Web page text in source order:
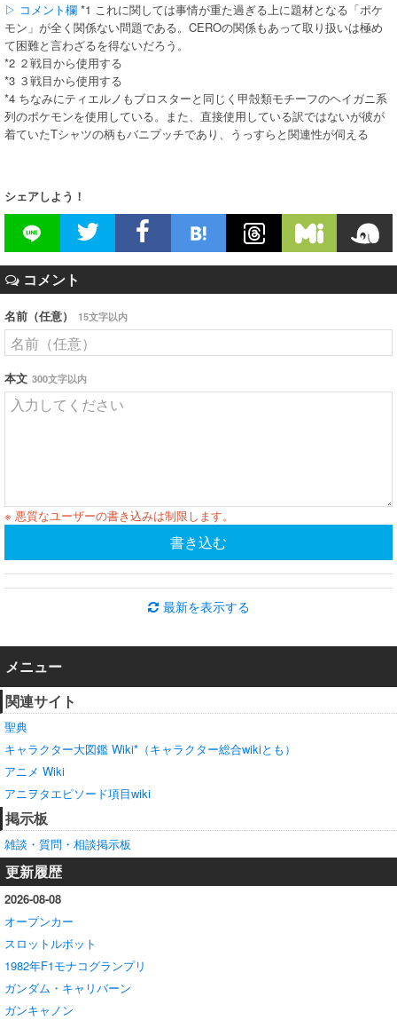
▷ コメント欄 *1 これに関しては事情が重た過ぎる上に題材となる「ポケ
モン」が全く関係ない問題である。CEROの関係もあって取り扱いは極め
て困難と言わざるを得ないだろう。
*2 ２戦目から使用する
*3 ３戦目から使用する
*4 ちなみにティエルノもブロスターと同じく甲殻類モチーフのヘイガニ系
列のポケモンを使用している。また、直接使用している訳ではないが彼が
着ていたTシャツの柄もバニプッチであり、うっすらと関連性が伺える
シェアしよう！
コメント
名前（任意） 15文字以内
本文 300文字以内
※ 悪質なユーザーの書き込みは制限します。
書き込む
最新を表示する
メニュー
関連サイト
聖典
キャラクター大図鑑 Wiki*（キャラクター総合wikiとも）
アニメ Wiki
アニヲタエピソード項目wiki
掲示板
雑談・質問・相談掲示板
更新履歴
2026-08-08
オープンカー
スロットルボット
1982年F1モナコグランプリ
ガンダム・キャリバーン
ガンキャノン